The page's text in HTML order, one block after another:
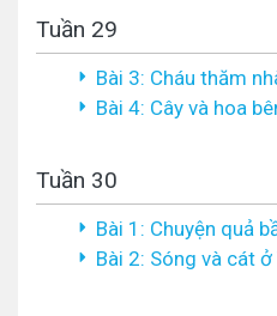
Tuần 29
Bài 3: Cháu thăm
Bài 4: Cây và hoa
Tuần 30
Bài 1: Chuyện quả
Bài 2: Sóng và cát